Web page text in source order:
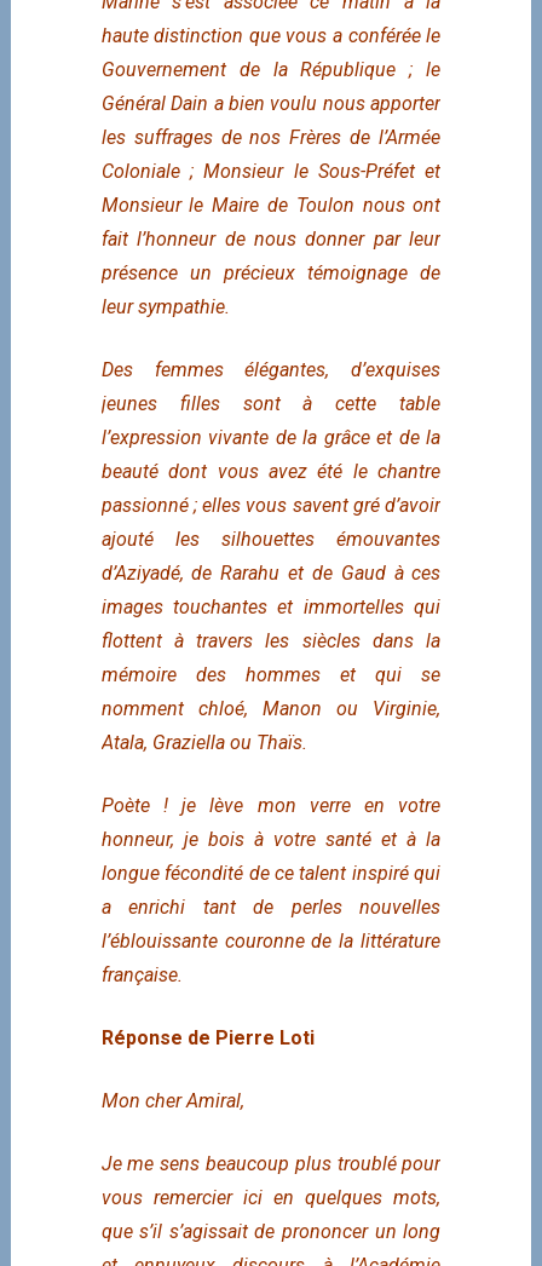
haute distinction que vous a conférée le
Gouvernement de la République ; le
Général Dain a bien voulu nous apporter
les suffrages de nos Frères de l’Armée
Coloniale ; Monsieur le Sous-Préfet et
Monsieur le Maire de Toulon nous ont
fait l’honneur de nous donner par leur
présence un précieux témoignage de
leur sympathie.
Des femmes élégantes, d’exquises
jeunes filles sont à cette table
l’expression vivante de la grâce et de la
beauté dont vous avez été le chantre
passionné ; elles vous savent gré d’avoir
ajouté les silhouettes émouvantes
d’Aziyadé, de Rarahu et de Gaud à ces
images touchantes et immortelles qui
flottent à travers les siècles dans la
mémoire des hommes et qui se
nomment chloé, Manon ou Virginie,
Atala, Graziella ou Thaïs.
Poète ! je lève mon verre en votre
honneur, je bois à votre santé et à la
longue fécondité de ce talent inspiré qui
a enrichi tant de perles nouvelles
l’éblouissante couronne de la littérature
française.
Réponse de Pierre Loti
Mon cher Amiral,
Je me sens beaucoup plus troublé pour
vous remercier ici en quelques mots,
que s’il s’agissait de prononcer un long